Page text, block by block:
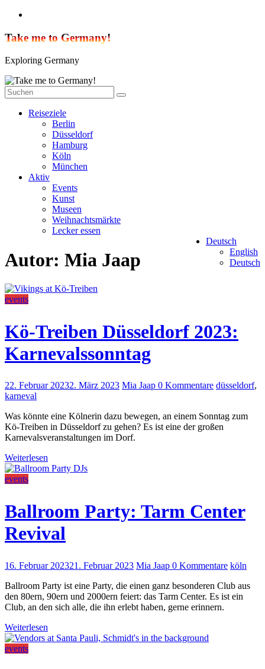
Zum
springen
Take me to Germany!
Exploring Germany
Reiseziele
Berlin
Düsseldorf
Hamburg
Köln
München
Aktiv
Events
Kunst
Museen
Weihnachtsmärkte
Lecker essen
Deutsch
English
Deutsch
Autor: Mia Jaap
events
Kö-Treiben Düsseldorf 2023:
Karnevalssonntag
22. Februar 20232. März 2023 Mia Jaap 0 Kommentare düsseldorf,
karneval
Was könnte eine Kölnerin dazu bewegen, an einem Sonntag zum
Kö-Treiben in Düsseldorf zu gehen? Es ist eine der großen
Karnevalsveranstaltungen im Dorf.
Weiterlesen
events
Ballroom Party: Tarm Center
Revival
16. Februar 202321. Februar 2023 Mia Jaap 0 Kommentare köln
Ballroom Party ist eine Party, die einen ganz besonderen Club aus
den 80ern, 90ern und 2000ern feiert: das Tarm Center. Es ist ein
Club, an den sich alle, die ihn erlebt haben, gerne erinnern.
Weiterlesen
events